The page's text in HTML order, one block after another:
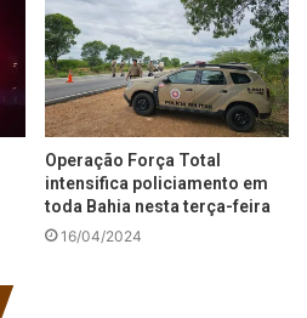
Operação Força Total
intensifica policiamento em
toda Bahia nesta terça-feira
16/04/2024